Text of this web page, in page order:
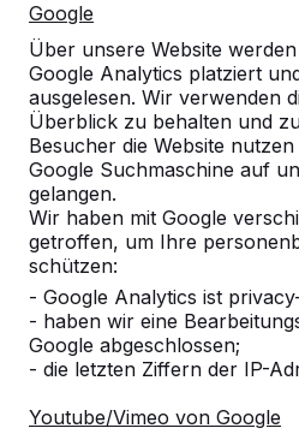
Google
Über unsere Website
Google Analytics platziert
ausgelesen. Wir verwenden
Überblick zu behalten und
Besucher die Website
Google Suchmaschine auf
gelangen.
Wir haben mit Google
getroffen, um Ihre
schützen:
- Google Analytics ist
- haben wir eine
Google abgeschlossen;
- die letzten Ziffern der IP-
Youtube/Vimeo von Google
Unsere Produkte finden
und darüber hinaus.
ein HeBlad-Produkt in
Produkt
Alles anzeigen
Kategorie
Alles anzeigen
Ort oder Postleitzahl